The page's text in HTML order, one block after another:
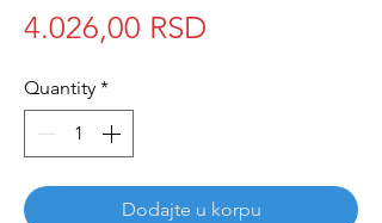
4.026,00 RSD
Quantity *
Dodajte u korpu